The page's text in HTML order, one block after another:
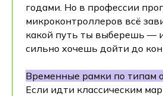
годами. Но в профессии
микроконтроллеров всё
какой путь ты выберешь —
сильно хочешь дойти до
Временные рамки по типам
Если идти классическим